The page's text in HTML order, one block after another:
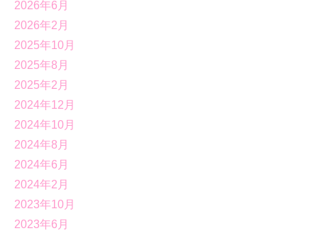
2026年6月
2026年2月
2025年10月
2025年8月
2025年2月
2024年12月
2024年10月
2024年8月
2024年6月
2024年2月
2023年10月
2023年6月